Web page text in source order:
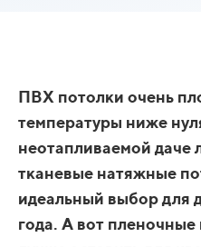
ПВХ потолки очень
температуры ниже
неотапливаемой даче
тканевые натяжные
идеальный выбор для
года. А вот